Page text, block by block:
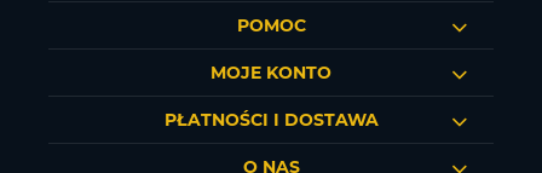
POMOC
MOJE KONTO
PŁATNOŚCI I DOSTAWA
O NAS